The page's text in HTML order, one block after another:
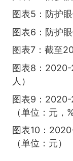
图表5：防护
图表6：防护
图表7：截至
图表8：
人）
图表9：2020-
（单位：元，%
图表10：
（单位：元）